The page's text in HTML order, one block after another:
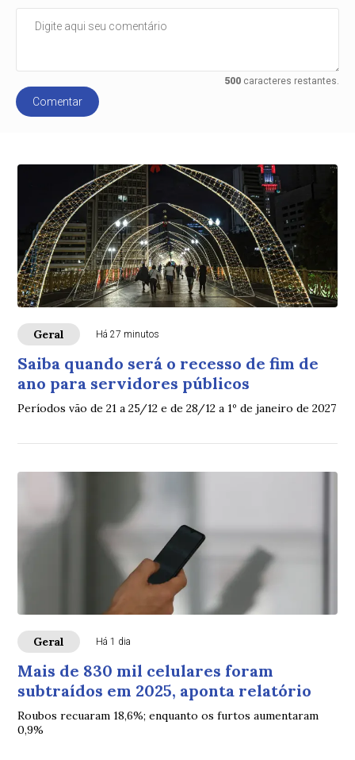
500caracteres restantes.
Comentar
Geral Há 27 minutos
Saiba quando será o recesso de fim de
ano para servidores públicos
Períodos vão de 21 a 25/12 e de 28/12 a 1º de janeiro de 2027
Geral Há 1 dia
Mais de 830 mil celulares foram
subtraídos em 2025, aponta relatório
Roubos recuaram 18,6%; enquanto os furtos aumentaram
0,9%